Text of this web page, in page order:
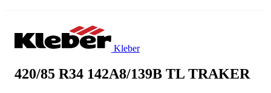
Kleber
420/85 R34 142A8/139B TL TRAKER